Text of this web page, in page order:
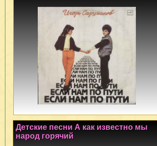
Детские песни А как известно мы
народ горячий